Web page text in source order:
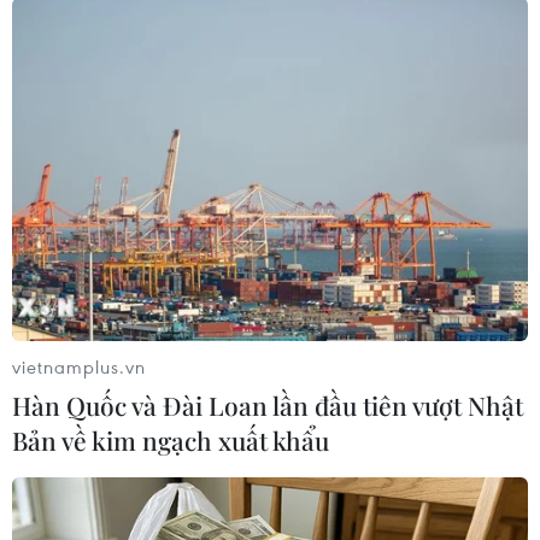
họp để thương lượng tiếpvề dự luật này./.
(TTXVN/Vietnam+)
vietnamplus.vn
Hàn Quốc và Đài Loan lần đầu tiên vượt Nhật
Bản về kim ngạch xuất khẩu